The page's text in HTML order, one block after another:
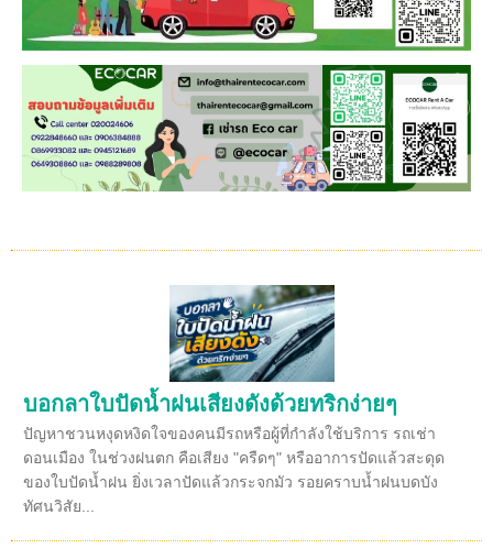
บอกลาใบปัดน้ำฝนเสียงดังด้วยทริกง่ายๆ
ปัญหาชวนหงุดหงิดใจของคนมีรถหรือผู้ที่กำลังใช้บริการ รถเช่า
ดอนเมือง ในช่วงฝนตก คือเสียง "ครืดๆ" หรืออาการปัดแล้วสะดุด
ของใบปัดน้ำฝน ยิ่งเวลาปัดแล้วกระจกมัว รอยคราบน้ำฝนบดบัง
ทัศนวิสัย...